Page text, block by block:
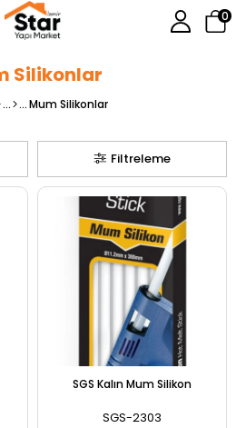
0
Silikonlar
Mum Silikonlar
Filtreleme
SGS Kalın Mum Silikon
SGS-2303